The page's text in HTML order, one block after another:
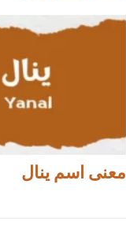
معنى اسم ينال